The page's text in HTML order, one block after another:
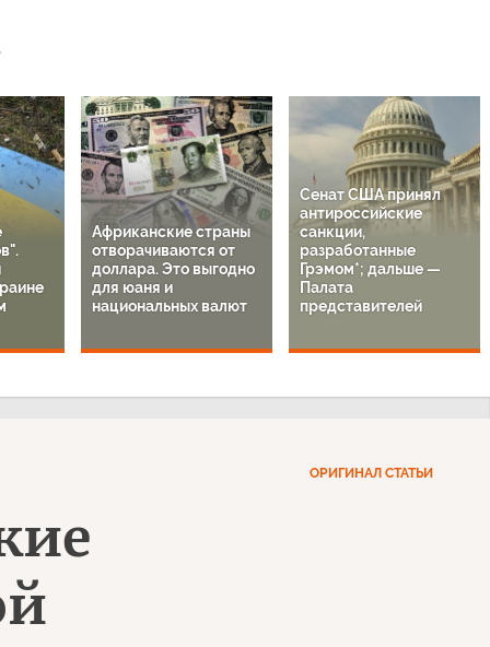
Африканские страны
отворачиваются от
доллара. Это выгодно
для юаня и
национальных валют
Сенат США принял
антироссийские
санкции,
разработанные
Грэмом*; дальше —
Палата
представителей
ОРИГИНАЛ СТАТЬИ